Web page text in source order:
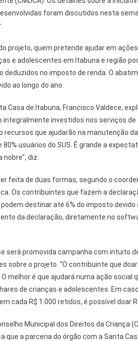
foram discutidos nesta
projeto, quem pretende ajudar em
e adolescentes em Itabuna e região
deduzidos no imposto de renda. O
ao longo do ano.
Casa de Itabuna, Francisco Valdece,
integralmente investidos nos serviços de
recursos que ajudarão na manutenção
usuários do SUS. É grande a
diz.
feita de duas formas, segundo o
Os contribuintes que fazem a
destinar até 6% do imposto devido
da declaração, diretamente no
será promovida campanha com intuito
sobre o projeto. “O contribuinte que
melhor é que ajudará numa ação social
de crianças e adolescentes. Em
cada R$ 1.000 retidos, é possível doar
Municipal dos Direitos da Criança
que a parceria do órgão com a Santa